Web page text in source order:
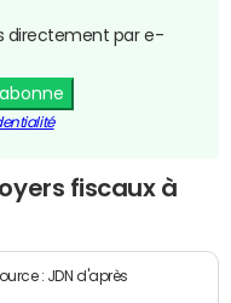
directement par e-
fiscaux à
: JDN d'après